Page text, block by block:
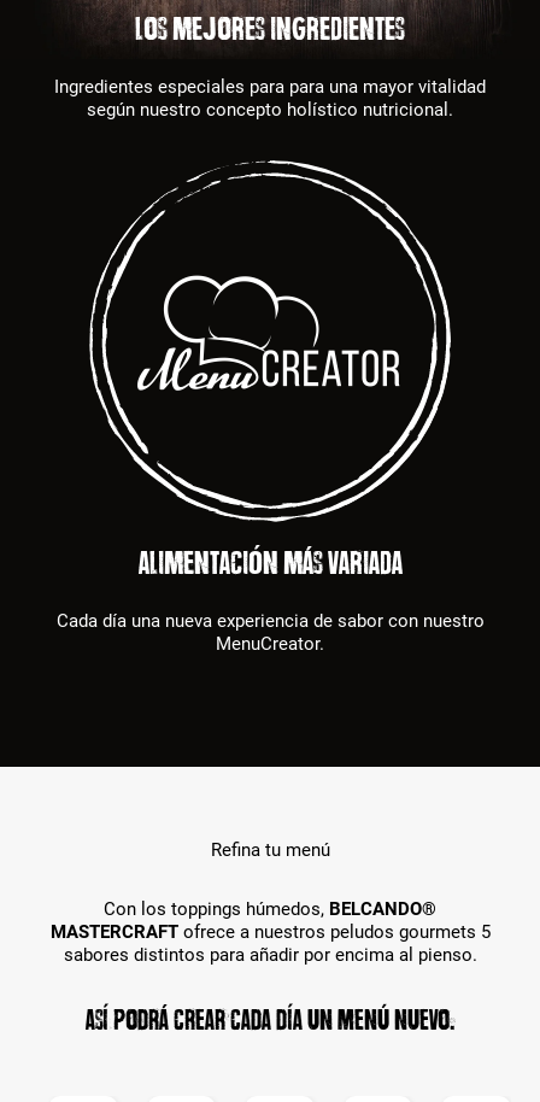
LOS MEJORES INGREDIENTES
Ingredientes especiales para para una mayor vitalidad
según nuestro concepto holístico nutricional.
ALIMENTACIÓN MÁS VARIADA
Cada día una nueva experiencia de sabor con nuestro
MenuCreator.
Refina tu menú
Con los toppings húmedos, BELCANDO®
MASTERCRAFTofrece a nuestros peludos gourmets 5
sabores distintos para añadir por encima al pienso.
Así podrá crear cada día un menú nuevo.